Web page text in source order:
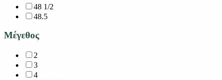
48 1/2
48.5
Μέγεθος
2
3
4